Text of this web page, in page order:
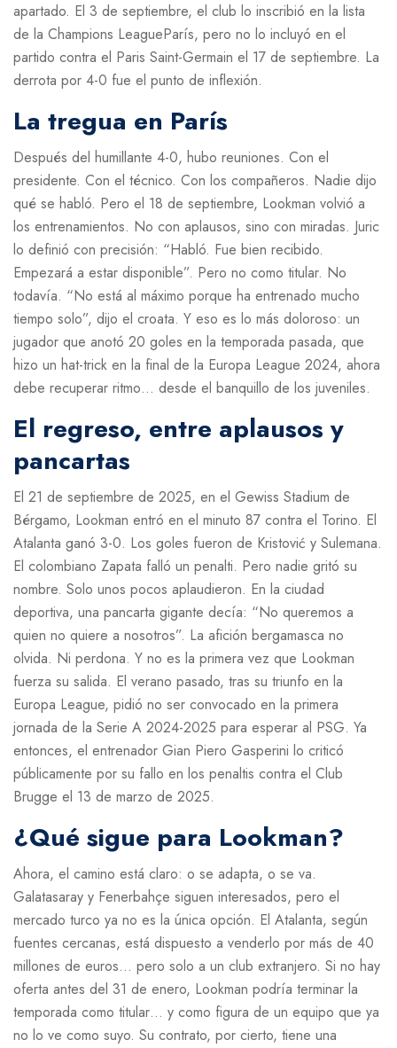
apartado. El 3 de septiembre, el club lo inscribió en la lista
de la Champions LeagueParís, pero no lo incluyó en el
partido contra el Paris Saint-Germain el 17 de septiembre. La
derrota por 4-0 fue el punto de inflexión.
La tregua en París
Después del humillante 4-0, hubo reuniones. Con el
presidente. Con el técnico. Con los compañeros. Nadie dijo
qué se habló. Pero el 18 de septiembre, Lookman volvió a
los entrenamientos. No con aplausos, sino con miradas. Juric
lo definió con precisión: “Habló. Fue bien recibido.
Empezará a estar disponible”. Pero no como titular. No
todavía. “No está al máximo porque ha entrenado mucho
tiempo solo”, dijo el croata. Y eso es lo más doloroso: un
jugador que anotó 20 goles en la temporada pasada, que
hizo un hat-trick en la final de la Europa League 2024, ahora
debe recuperar ritmo… desde el banquillo de los juveniles.
El regreso, entre aplausos y
pancartas
El 21 de septiembre de 2025, en el Gewiss Stadium de
Bérgamo, Lookman entró en el minuto 87 contra el Torino. El
Atalanta ganó 3-0. Los goles fueron de Kristović y Sulemana.
El colombiano Zapata falló un penalti. Pero nadie gritó su
nombre. Solo unos pocos aplaudieron. En la ciudad
deportiva, una pancarta gigante decía: “No queremos a
quien no quiere a nosotros”. La afición bergamasca no
olvida. Ni perdona. Y no es la primera vez que Lookman
fuerza su salida. El verano pasado, tras su triunfo en la
Europa League, pidió no ser convocado en la primera
jornada de la Serie A 2024-2025 para esperar al PSG. Ya
entonces, el entrenador Gian Piero Gasperini lo criticó
públicamente por su fallo en los penaltis contra el Club
Brugge el 13 de marzo de 2025.
¿Qué sigue para Lookman?
Ahora, el camino está claro: o se adapta, o se va.
Galatasaray y Fenerbahçe siguen interesados, pero el
mercado turco ya no es la única opción. El Atalanta, según
fuentes cercanas, está dispuesto a venderlo por más de 40
millones de euros… pero solo a un club extranjero. Si no hay
oferta antes del 31 de enero, Lookman podría terminar la
temporada como titular… y como figura de un equipo que ya
no lo ve como suyo. Su contrato, por cierto, tiene una